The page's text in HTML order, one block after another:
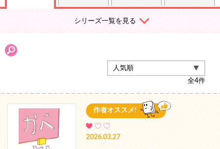
シリーズ一覧を見る
全4件
作者オススメ!
2026.03.27